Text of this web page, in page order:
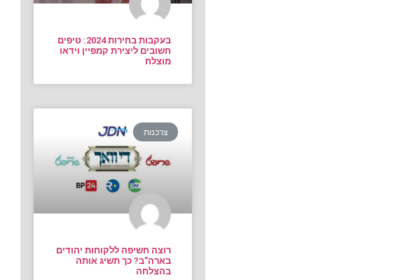
בעקבות בחירות 2024: טיפים
חשובים ליצירת קמפיין וידאו
מוצלח
צרכנות
רוצה חשיפה ללקוחות יהודים
בארה”ב? כך תשיג אותה
בהצלחה